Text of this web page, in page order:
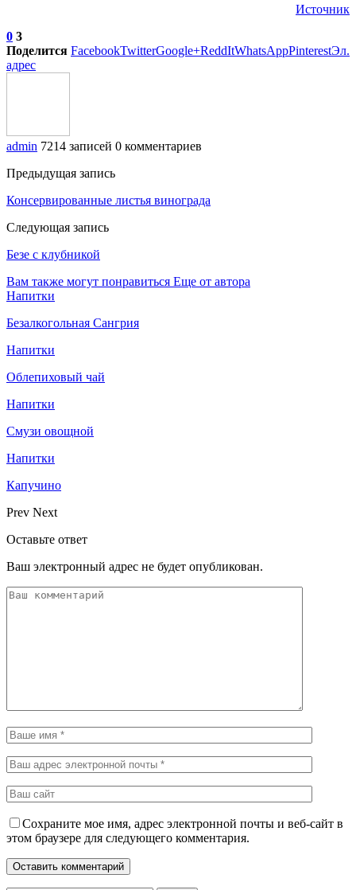
Источник
0 3
Поделится FacebookTwitterGoogle+ReddItWhatsAppPinterestЭл.
адрес
admin 7214 записей 0 комментариев
Предыдущая запись
Консервированные листья винограда
Следующая запись
Безе с клубникой
Вам также могут понравиться Еще от автора
Напитки
Безалкогольная Сангрия
Напитки
Облепиховый чай
Напитки
Смузи овощной
Напитки
Капучино
Prev Next
Оставьте ответ
Ваш электронный адрес не будет опубликован.
Сохраните мое имя, адрес электронной почты и веб-сайт в
этом браузере для следующего комментария.